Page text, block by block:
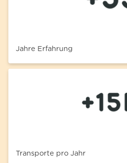
Jahre Erfahrung
Transporte pro Jahr